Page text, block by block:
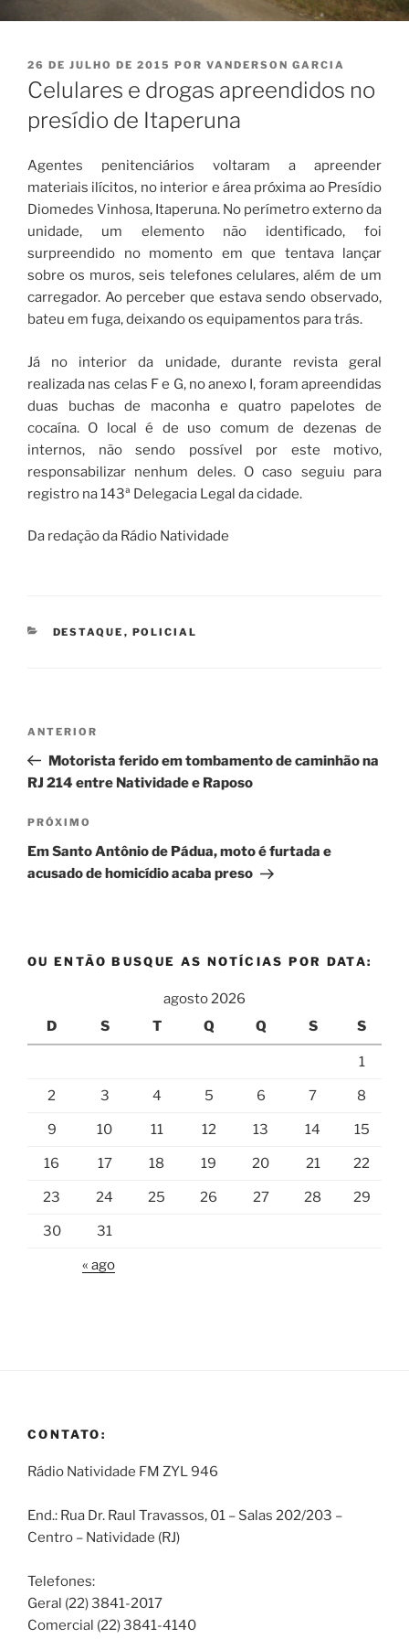
PUBLICADO
EM
26 DE JULHO DE 2015 POR VANDERSON GARCIA
Celulares e drogas apreendidos no
presídio de Itaperuna
Agentes penitenciários voltaram a apreender
materiais ilícitos, no interior e área próxima ao Presídio
Diomedes Vinhosa, Itaperuna. No perímetro externo da
unidade, um elemento não identificado, foi
surpreendido no momento em que tentava lançar
sobre os muros, seis telefones celulares, além de um
carregador. Ao perceber que estava sendo observado,
bateu em fuga, deixando os equipamentos para trás.
Já no interior da unidade, durante revista geral
realizada nas celas F e G, no anexo I, foram apreendidas
duas buchas de maconha e quatro papelotes de
cocaína. O local é de uso comum de dezenas de
internos, não sendo possível por este motivo,
responsabilizar nenhum deles. O caso seguiu para
registro na 143ª Delegacia Legal da cidade.
Da redação da Rádio Natividade
CATEGORIAS
DESTAQUE , POLICIAL
Post
Post
anterior
ANTERIOR
Motorista ferido em tombamento de caminhão na
RJ 214 entre Natividade e Raposo
Próximo
post
PRÓXIMO
Em Santo Antônio de Pádua, moto é furtada e
acusado de homicídio acaba preso
OU ENTÃO BUSQUE AS NOTÍCIAS POR DATA:
agosto 2026
D
S T Q Q S S
1
2 3 4 5 6 7 8
9 10 11 12 13 14 15
16 17 18 19 20 21 22
23 24 25 26 27 28 29
30 31
« ago
CONTATO:
Rádio Natividade FM ZYL 946
End.: Rua Dr. Raul Travassos, 01 – Salas 202/203 –
Centro – Natividade (RJ)
Telefones:
Geral (22) 3841-2017
Comercial (22) 3841-4140